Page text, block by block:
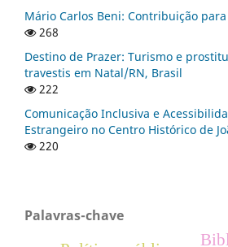
Mário Carlos Beni: Contribuição
268
Destino de Prazer: Turismo e
travestis em Natal/RN, Brasil
222
Comunicação Inclusiva e
Estrangeiro no Centro Histórico de
220
Palavras-chave